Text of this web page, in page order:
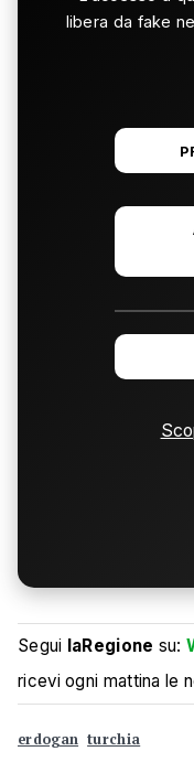
libera da fake
Segui laRegione su:
ricevi ogni mattina le
erdogan turchia